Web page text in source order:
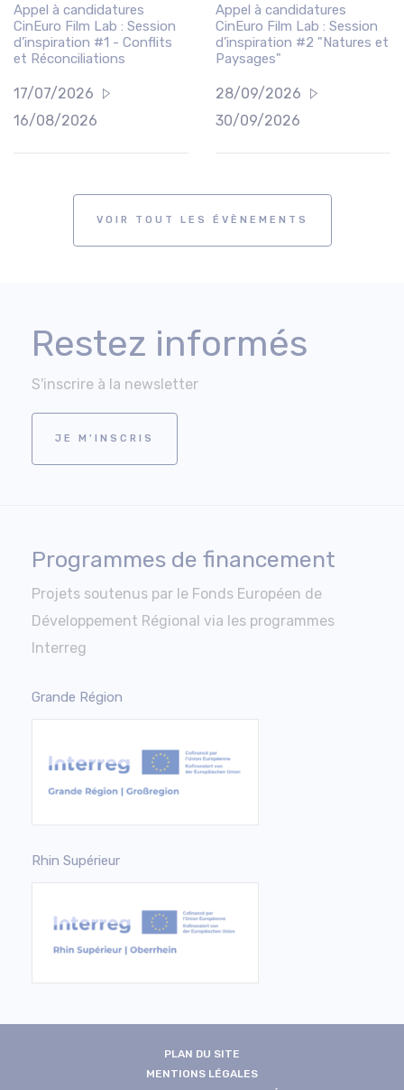
Appel à candidatures
CinEuro Film Lab : Session
d’inspiration #1 - Conflits
et Réconciliations
17/07/2026
16/08/2026
Appel à candidatures
CinEuro Film Lab : Session
d’inspiration #2 "Natures et
Paysages"
28/09/2026
30/09/2026
VOIR TOUT LES ÉVÈNEMENTS
Restez informés
S'inscrire à la newsletter
JE M'INSCRIS
Programmes de financement
Projets soutenus par le Fonds Européen de
Développement Régional via les programmes
Interreg
Grande Région
Rhin Supérieur
PLAN DU SITE
MENTIONS LÉGALES